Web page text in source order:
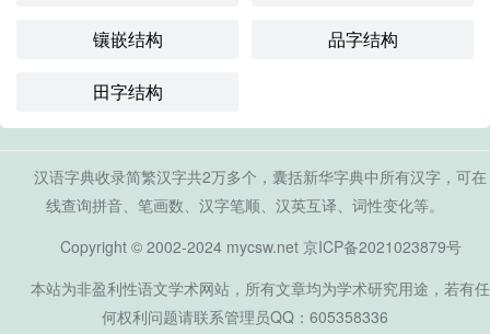
镶嵌结构 品字结构
田字结构
汉语字典收录简繁汉字共2万多个，囊括新华字典中所有汉字，可在
线查询拼音、笔画数、汉字笔顺、汉英互译、词性变化等。
Copyright © 2002-2024 mycsw.net 京ICP备2021023879号
本站为非盈利性语文学术网站，所有文章均为学术研究用途，若有任
何权利问题请联系管理员QQ：605358336